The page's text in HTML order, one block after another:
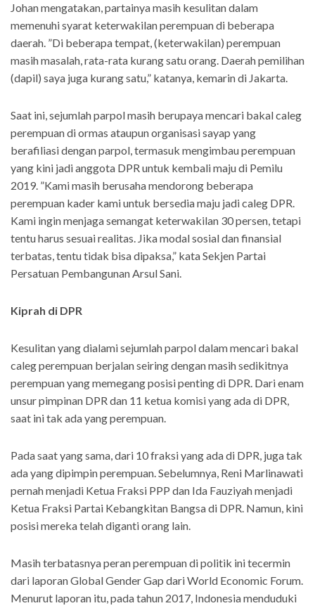
Johan mengatakan, partainya masih kesulitan dalam
memenuhi syarat keterwakilan perempuan di beberapa
daerah. ”Di beberapa tempat, (keterwakilan) perempuan
masih masalah, rata-rata kurang satu orang. Daerah pemilihan
(dapil) saya juga kurang satu,” katanya, kemarin di Jakarta.
Saat ini, sejumlah parpol masih berupaya mencari bakal caleg
perempuan di ormas ataupun organisasi sayap yang
berafiliasi dengan parpol, termasuk mengimbau perempuan
yang kini jadi anggota DPR untuk kembali maju di Pemilu
2019. ”Kami masih berusaha mendorong beberapa
perempuan kader kami untuk bersedia maju jadi caleg DPR.
Kami ingin menjaga semangat keterwakilan 30 persen, tetapi
tentu harus sesuai realitas. Jika modal sosial dan finansial
terbatas, tentu tidak bisa dipaksa,” kata Sekjen Partai
Persatuan Pembangunan Arsul Sani.
Kiprah di DPR
Kesulitan yang dialami sejumlah parpol dalam mencari bakal
caleg perempuan berjalan seiring dengan masih sedikitnya
perempuan yang memegang posisi penting di DPR. Dari enam
unsur pimpinan DPR dan 11 ketua komisi yang ada di DPR,
saat ini tak ada yang perempuan.
Pada saat yang sama, dari 10 fraksi yang ada di DPR, juga tak
ada yang dipimpin perempuan. Sebelumnya, Reni Marlinawati
pernah menjadi Ketua Fraksi PPP dan Ida Fauziyah menjadi
Ketua Fraksi Partai Kebangkitan Bangsa di DPR. Namun, kini
posisi mereka telah diganti orang lain.
Masih terbatasnya peran perempuan di politik ini tecermin
dari laporan Global Gender Gap dari World Economic Forum.
Menurut laporan itu, pada tahun 2017, Indonesia menduduki